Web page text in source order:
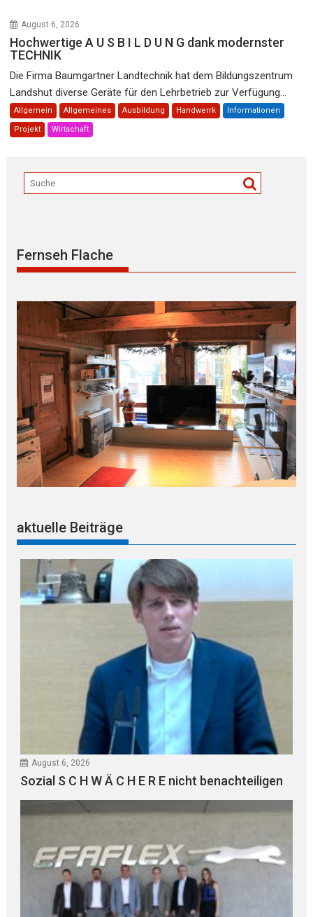
August 6, 2026
Hochwertige A U S B I L D U N G dank modernster
TECHNIK
Die Firma Baumgartner Landtechnik hat dem Bildungszentrum
Landshut diverse Geräte für den Lehrbetrieb zur Verfügung...
Allgemein Allgemeines Ausbildung Handwerrk Informationen
Projekt Wirtschaft
Fernseh Flache
aktuelle Beiträge
August 6, 2026
Sozial S C H W Ä C H E R E nicht benachteiligen